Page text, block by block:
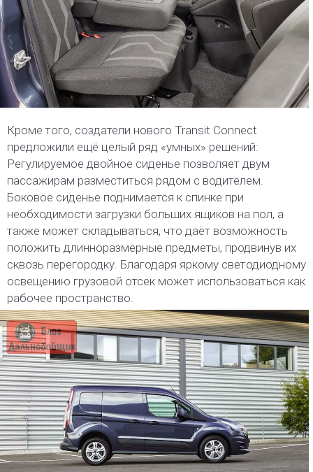
Кроме того, создатели нового Transit Connect
предложили ещё целый ряд «умных» решений:
Регулируемое двойное сиденье позволяет двум
пассажирам разместиться рядом с водителем.
Боковое сиденье поднимается к спинке при
необходимости загрузки больших ящиков на пол, а
также может складываться, что даёт возможность
положить длинноразмерные предметы, продвинув их
сквозь перегородку. Благодаря яркому светодиодному
освещению грузовой отсек может использоваться как
рабочее пространство.